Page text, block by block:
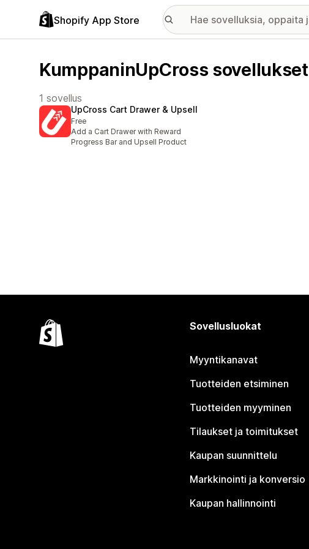
Shopify App Store
KumppaninUpCross sovellukset
1 sovellus
UpCross Cart Drawer & Upsell
Free
Add a Cart Drawer with Reward
Progress Bar and Upsell Product
Sovellusluokat
Myyntikanavat
Tuotteiden etsiminen
Tuotteiden myyminen
Tilaukset ja toimitukset
Kaupan suunnittelu
Markkinointi ja konversio
Kaupan hallinnointi